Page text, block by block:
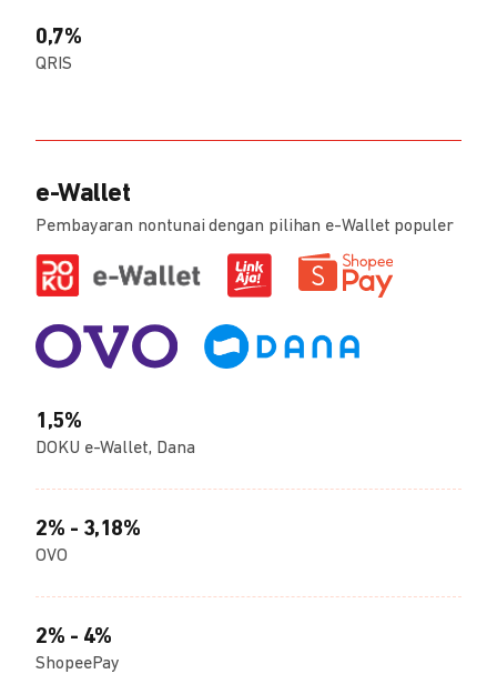
0,7%
QRIS
e-Wallet
Pembayaran nontunai dengan pilihan e-Wallet populer
1,5%
DOKU e-Wallet, Dana
2% - 3,18%
OVO
2% - 4%
ShopeePay